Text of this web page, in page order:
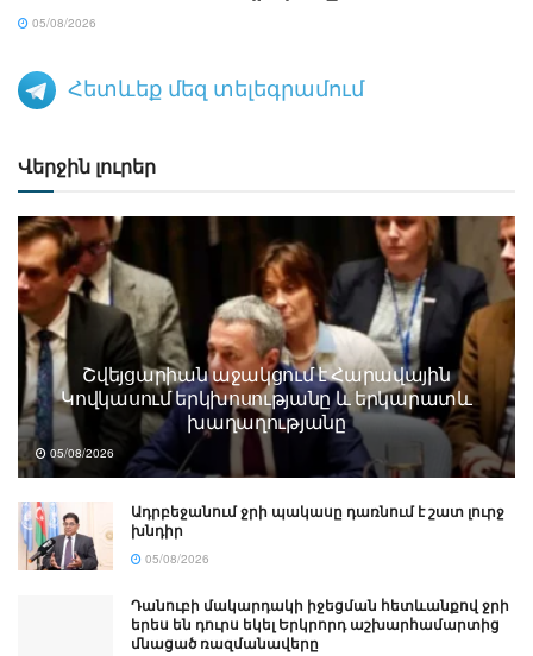
05/08/2026
Հետևեք մեզ տելեգրամում
Վերջին լուրեր
Շվեյցարիան աջակցում է Հարավային
Կովկասում երկխոսությանը և երկարատև
խաղաղությանը
05/08/2026
Ադրբեջանում ջրի պակասը դառնում է շատ լուրջ
խնդիր
05/08/2026
Դանուբի մակարդակի իջեցման հետևանքով ջրի
երես են դուրս եկել Երկրորդ աշխարհամարտից
մնացած ռազմանավերը